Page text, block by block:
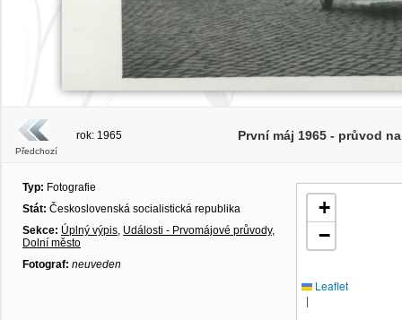
Předchozí
rok: 1965 První máj 1965 - průvod
Typ: Fotografie
Stát: Československá socialistická republika
Sekce: Úplný výpis, Události - Prvomájové průvody,
Dolní město
Fotograf: neuveden
+
−
Leaflet
|